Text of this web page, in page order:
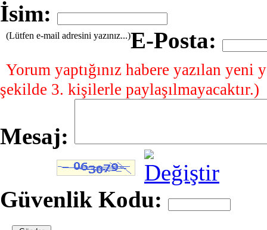
İsim:
E-Posta:
(Lütfen e-mail adresini yazınız...)
Yorum yaptığınız habere yazılan
şekilde 3. kişilerle paylaşılmayacaktır.)
Mesaj:
Güvenlik Kodu: